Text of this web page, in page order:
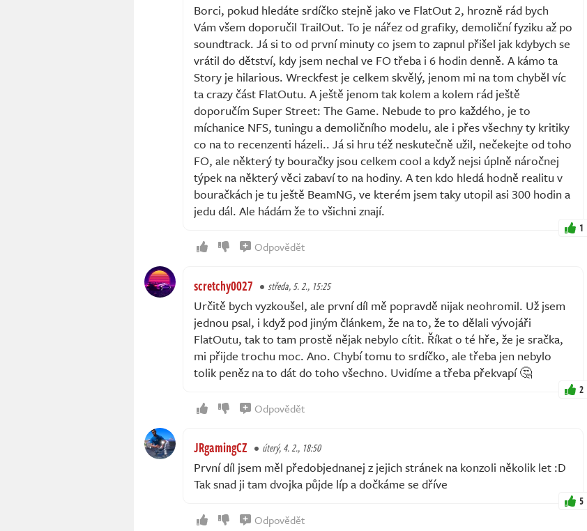
Borci, pokud hledáte srdíčko stejně jako ve FlatOut 2, hrozně rád bych
Vám všem doporučil TrailOut. To je nářez od grafiky, demoliční fyziku až po
soundtrack. Já si to od první minuty co jsem to zapnul přišel jak kdybych se
vrátil do dětství, kdy jsem nechal ve FO třeba i 6 hodin denně. A kámo ta
Story je hilarious. Wreckfest je celkem skvělý, jenom mi na tom chyběl víc
ta crazy část FlatOutu. A ještě jenom tak kolem a kolem rád ještě
doporučím Super Street: The Game. Nebude to pro každého, je to
míchanice NFS, tuningu a demoličního modelu, ale i přes všechny ty kritiky
co na to recenzenti házeli.. Já si hru též neskutečně užil, nečekejte od toho
FO, ale některý ty bouračky jsou celkem cool a když nejsi úplně náročnej
týpek na některý věci zabaví to na hodiny. A ten kdo hledá hodně realitu v
bouračkách je tu ještě BeamNG, ve kterém jsem taky utopil asi 300 hodin a
jedu dál. Ale hádám že to všichni znají.
1
Odpovědět
scretchy0027 středa, 5. 2., 15:25
Určitě bych vyzkoušel, ale první díl mě popravdě nijak neohromil. Už jsem
jednou psal, i když pod jiným článkem, že na to, že to dělali vývojáři
FlatOutu, tak to tam prostě nějak nebylo cítit. Říkat o té hře, že je sračka,
mi přijde trochu moc. Ano. Chybí tomu to srdíčko, ale třeba jen nebylo
tolik peněz na to dát do toho všechno. Uvidíme a třeba překvapí 🤔
2
Odpovědět
JRgamingCZ úterý, 4. 2., 18:50
První díl jsem měl předobjednanej z jejich stránek na konzoli několik let :D
Tak snad ji tam dvojka půjde líp a dočkáme se dříve
5
Odpovědět